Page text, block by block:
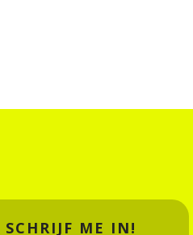
SCHRIJF ME IN!